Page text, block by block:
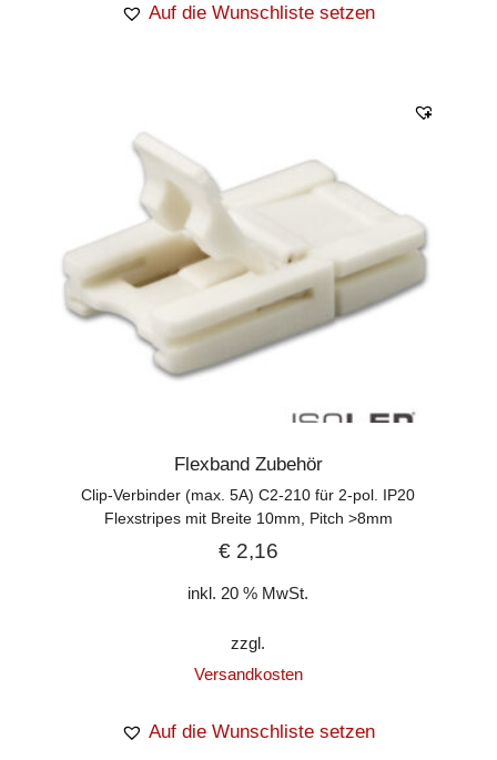
Auf die Wunschliste setzen
Flexband Zubehör
Clip-Verbinder (max. 5A) C2-210 für 2-pol. IP20
Flexstripes mit Breite 10mm, Pitch >8mm
€2,16
inkl. 20 % MwSt.
zzgl.
Versandkosten
Auf die Wunschliste setzen